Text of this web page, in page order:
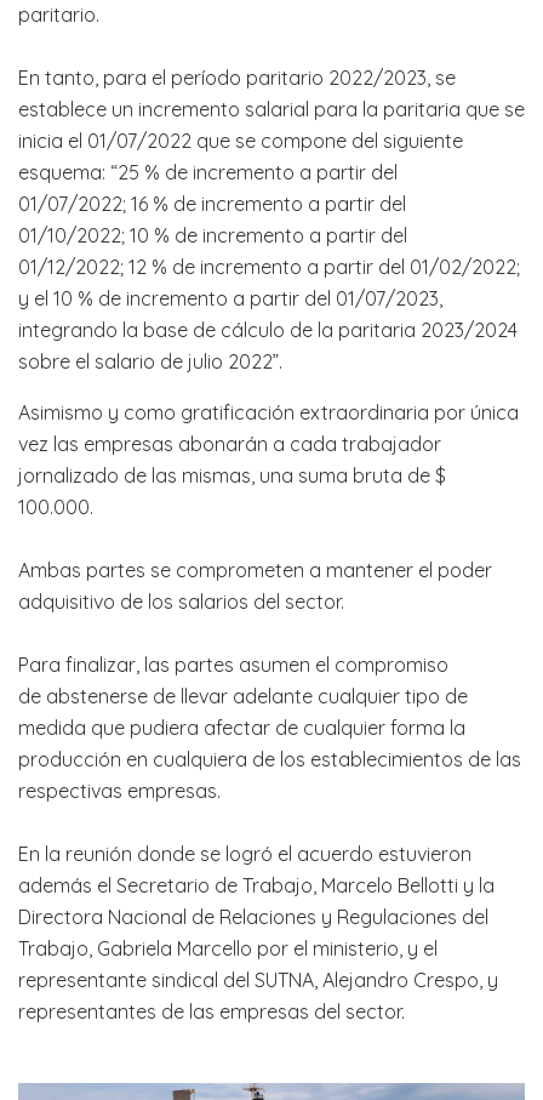
paritario.
En tanto, para el período paritario 2022/2023, se
establece un incremento salarial para la paritaria que se
inicia el 01/07/2022 que se compone del siguiente
esquema: “25 % de incremento a partir del
01/07/2022; 16 % de incremento a partir del
01/10/2022; 10 % de incremento a partir del
01/12/2022; 12 % de incremento a partir del 01/02/2022;
y el 10 % de incremento a partir del 01/07/2023,
integrando la base de cálculo de la paritaria 2023/2024
sobre el salario de julio 2022”.
Asimismo y como gratificación extraordinaria por única
vez las empresas abonarán a cada trabajador
jornalizado de las mismas, una suma bruta de $
100.000.
Ambas partes se comprometen a mantener el poder
adquisitivo de los salarios del sector.
Para finalizar, las partes asumen el compromiso
de abstenerse de llevar adelante cualquier tipo de
medida que pudiera afectar de cualquier forma la
producción en cualquiera de los establecimientos de las
respectivas empresas.
En la reunión donde se logró el acuerdo estuvieron
además el Secretario de Trabajo, Marcelo Bellotti y la
Directora Nacional de Relaciones y Regulaciones del
Trabajo, Gabriela Marcello por el ministerio, y el
representante sindical del SUTNA, Alejandro Crespo, y
representantes de las empresas del sector.